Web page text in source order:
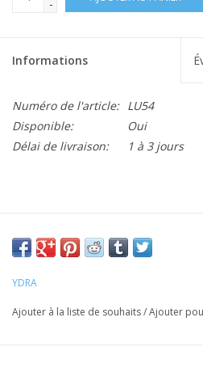
-
Informations
Numéro de l'article: LU54
Disponible:
Oui
Délai de livraison:
1 à 3 jours
YDRA
Ajouter à la liste de souhaits/Ajouter